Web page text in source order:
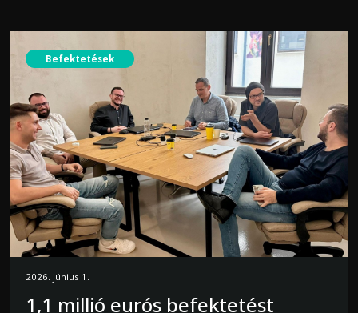
Befektetések
2026. június 1.
1,1 millió eurós befektetést